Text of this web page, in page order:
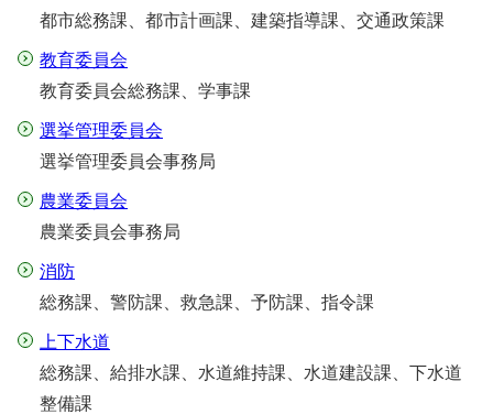
都市総務課、都市計画課、建築指導課、交通政策課
教育委員会
教育委員会総務課、学事課
選挙管理委員会
選挙管理委員会事務局
農業委員会
農業委員会事務局
消防
総務課、警防課、救急課、予防課、指令課
上下水道
総務課、給排水課、水道維持課、水道建設課、下水道
整備課